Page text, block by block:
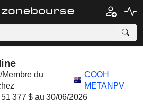
Membre du
COOH
METANPV
51 377 $ au 30/06/2026